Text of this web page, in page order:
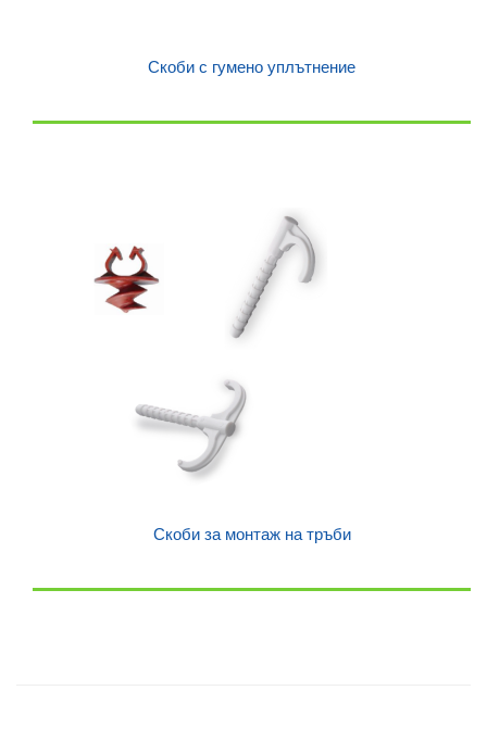
Скоби с гумено уплътнение
Скоби за монтаж на тръби